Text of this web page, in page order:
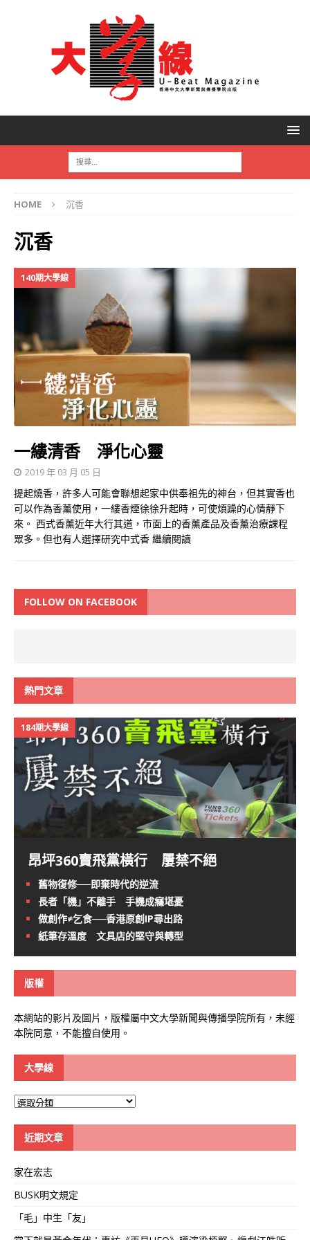
HOME 沉香
沉香
140期大學線
一縷清香 淨化心靈
2019 年 03 月 05 日
提起燒香，許多人可能會聯想起家中供奉祖先的神台，但其實香也
可以作為香薰使用，一縷香煙徐徐升起時，可使煩躁的心情靜下
來。 西式香薰近年大行其道，市面上的香薰產品及香薰治療課程
眾多。但也有人選擇研究中式香 繼續閱讀
FOLLOW ON FACEBOOK
熱門文章
184期大學線
昂坪360賣飛黨橫行 屢禁不絕
舊物復修──即棄時代的逆流
長者「機」不離手 手機成癮堪憂
做創作≠乞食──香港原創IP尋出路
紙筆存溫度 文具店的堅守與轉型
版權
本網站的影片及圖片，版權屬中文大學新聞與傳播學院所有，未經
本院同意，不能擅自使用。
大學線
大
近期文章
家在宏志
BUSK明文規定
「毛」中生「友」